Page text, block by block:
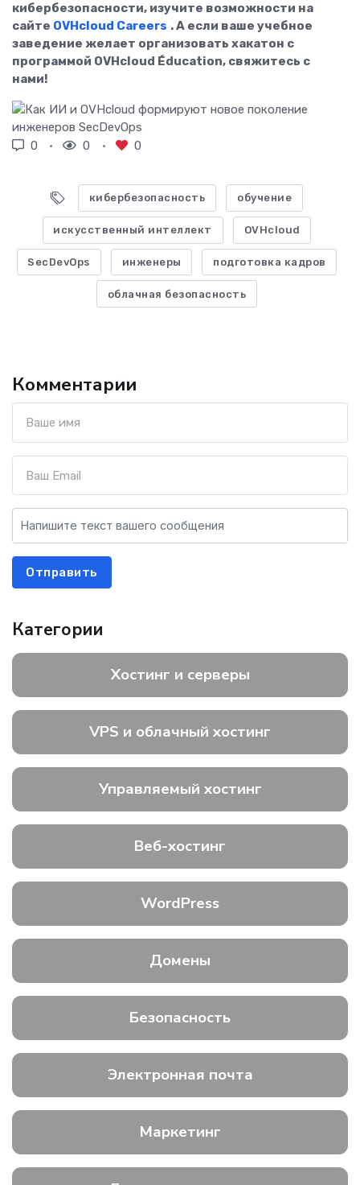
кибербезопасности, изучите возможности на
сайте OVHcloud Careers . А если ваше учебное
заведение желает организовать хакатон с
программой OVHcloud Éducation, свяжитесь с
нами!
0 0 0
кибербезопасность обучение
искусственный интеллект OVHcloud
SecDevOps инженеры подготовка кадров
облачная безопасность
Комментарии
Отправить
Категории
Хостинг и серверы
VPS и облачный хостинг
Управляемый хостинг
Веб-хостинг
WordPress
Домены
Безопасность
Электронная почта
Маркетинг